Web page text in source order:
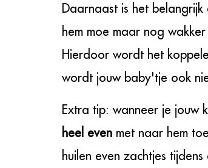
Daarnaast is het
hem moe maar nog
Hierdoor wordt het
wordt jouw baby'tje ook
Extra tip: wanneer je jouw
heel even met naar hem
huilen even zachtjes